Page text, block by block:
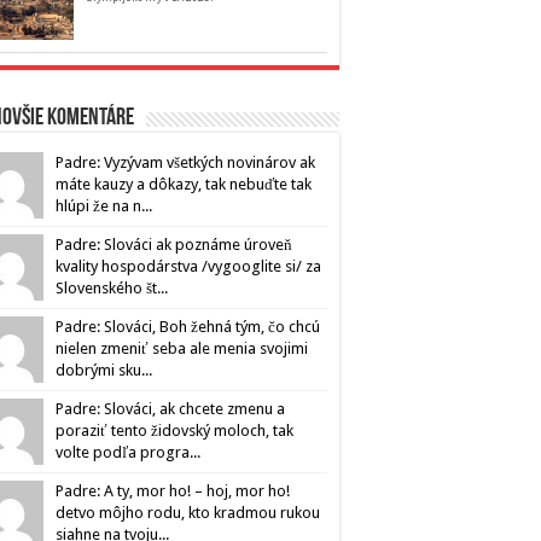
komentáre
Padre: Vyzývam všetkých novinárov ak
máte kauzy a dôkazy, tak nebuďte tak
hlúpi že na n...
Padre: Slováci ak poznáme úroveň
kvality hospodárstva /vygooglite si/ za
Slovenského št...
Padre: Slováci, Boh žehná tým, čo chcú
nielen zmeniť seba ale menia svojimi
dobrými sku...
Padre: Slováci, ak chcete zmenu a
poraziť tento židovský moloch, tak
volte podľa progra...
Padre: A ty, mor ho! – hoj, mor ho!
detvo môjho rodu, kto kradmou rukou
siahne na tvoju...